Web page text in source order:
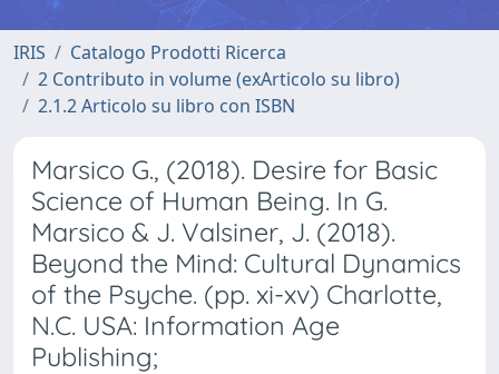
IRIS
Catalogo Prodotti Ricerca
2 Contributo in volume (exArticolo su libro)
2.1.2 Articolo su libro con ISBN
Marsico G., (2018). Desire for Basic
Science of Human Being. In G.
Marsico & J. Valsiner, J. (2018).
Beyond the Mind: Cultural Dynamics
of the Psyche. (pp. xi-xv) Charlotte,
N.C. USA: Information Age
Publishing;